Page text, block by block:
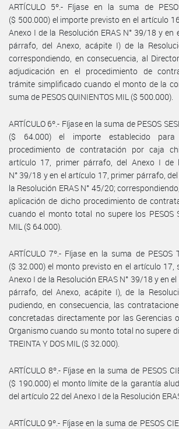
ARTÍCULO 5º.- Fíjase en la suma de
($ 500.000) el importe previsto en el artículo
Anexo I de la Resolución ERAS N° 39/18 y en
párrafo, del Anexo, acápite I) de la
correspondiendo, en consecuencia, al
adjudicación en el procedimiento de
trámite simplificado cuando el monto de la
suma de PESOS QUINIENTOS MIL ($ 500.000).
ARTÍCULO 6º.- Fíjase en la suma de PESOS
($ 64.000) el importe establecido
procedimiento de contratación por caja
artículo 17, primer párrafo, del Anexo I de
N° 39/18 y en el artículo 17, primer párrafo,
la Resolución ERAS N° 45/20;
aplicación de dicho procedimiento de
cuando el monto total no supere los PESOS
MIL ($ 64.000).
ARTÍCULO 7º.- Fíjase en la suma de PESOS
($ 32.000) el monto previsto en el artículo 17,
Anexo I de la Resolución ERAS N° 39/18 y en
párrafo, del Anexo, acápite I), de la
pudiendo, en consecuencia, las
concretadas directamente por las Gerencias
Organismo cuando su monto total no supere
TREINTA Y DOS MIL ($ 32.000).
ARTÍCULO 8º.- Fíjase en la suma de PESOS
($ 190.000) el monto límite de la garantía
del artículo 22 del Anexo I de la Resolución
ARTÍCULO 9º.- Fíjase en la suma de PESOS